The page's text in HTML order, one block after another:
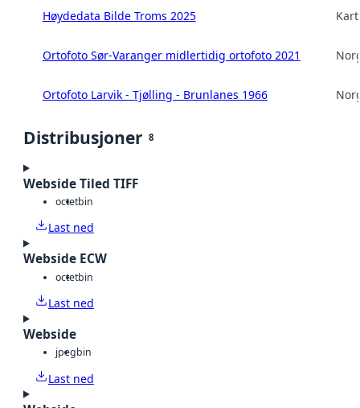
Høydedata Bilde Troms 2025
Ortofoto Sør-Varanger midlertidig ortofoto 2021
Ortofoto Larvik - Tjølling - Brunlanes 1966
Distribusjoner 8
Webside Tiled TIFF
octetbin
Last ned
Webside ECW
octetbin
Last ned
Webside
jpegbin
Last ned